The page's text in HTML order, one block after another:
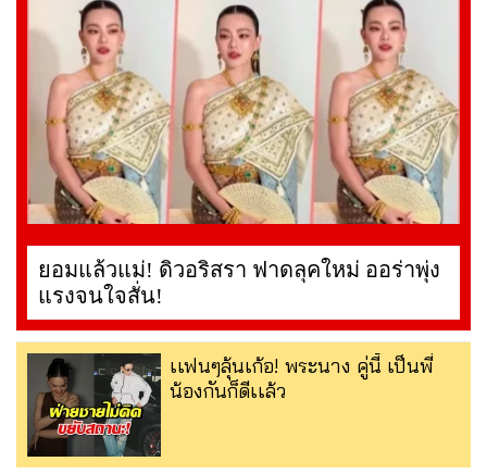
ยอมแล้วแม่! ดิวอริสรา ฟาดลุคใหม่ ออร่าพุ่ง
แรงจนใจสั่น!
เเฟนๆลุ้นเก้อ! พระนาง คู่นี้ เป็นพี่
น้องกันก็ดีเเล้ว